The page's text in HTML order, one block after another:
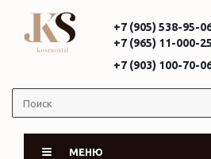
+7 (905) 538-95-
+7 (965) 11-000-25
+7 (903) 100-70-
МЕНЮ